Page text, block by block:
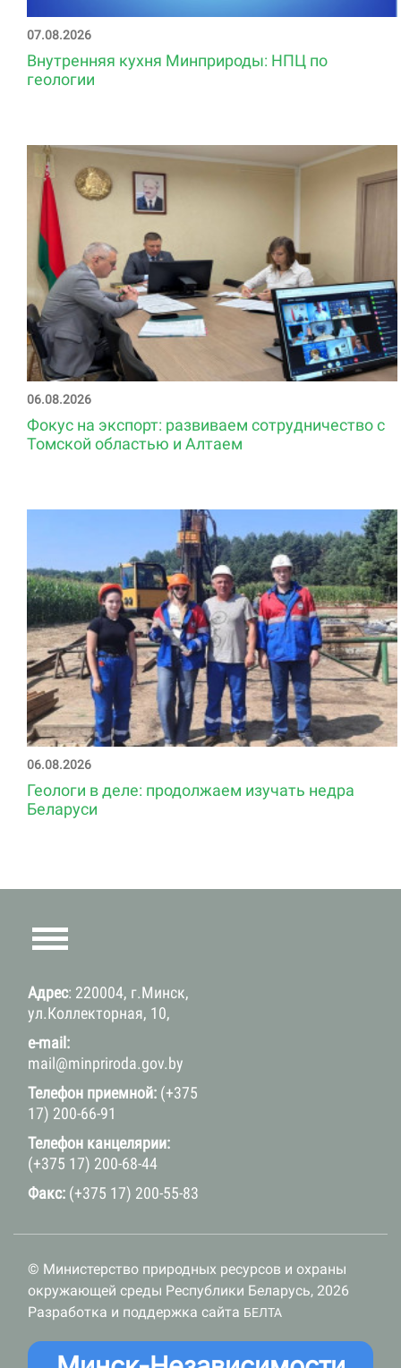
07.08.2026
Внутренняя кухня Минприроды: НПЦ по
геологии
06.08.2026
Фокус на экспорт: развиваем сотрудничество с
Томской областью и Алтаем
06.08.2026
Геологи в деле: продолжаем изучать недра
Беларуси
Адрес: 220004, г.Минск,
ул.Коллекторная, 10,
e-mail:
mail@minpriroda.gov.by
Телефон приемной: (+375
17) 200-66-91
Телефон канцелярии:
(+375 17) 200-68-44
Факс: (+375 17) 200-55-83
© Министерство природных ресурсов и охраны
окружающей среды Республики Беларусь, 2026
Разработка и поддержка сайта БЕЛТА